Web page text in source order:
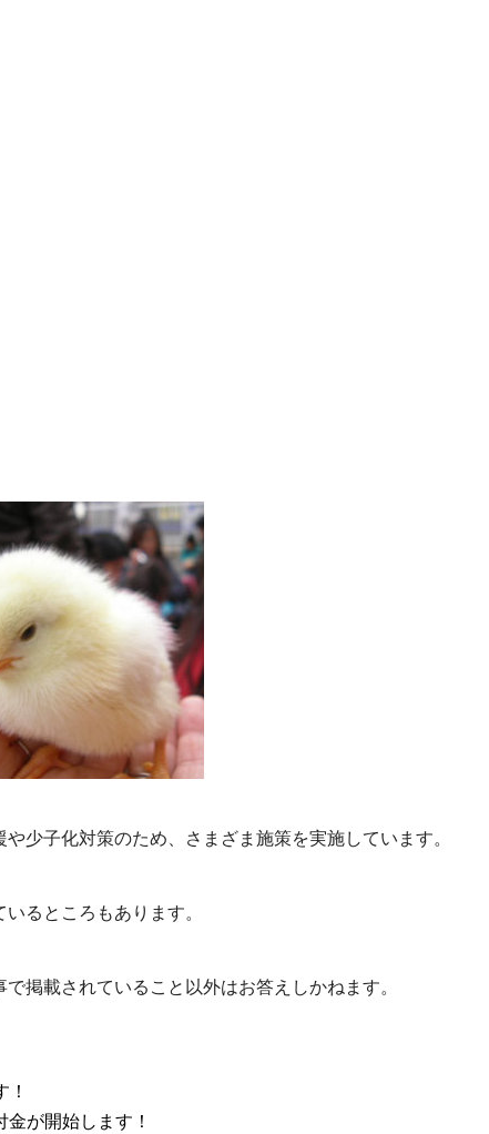
少子化対策のため、さまざま施策を実施しています。
るところもあります。
掲載されていること以外はお答えしかねます。
が開始します！